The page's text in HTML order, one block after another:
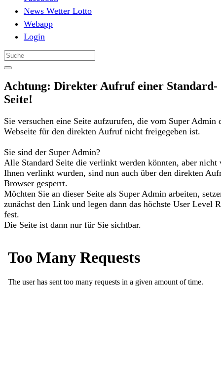
News Wetter Lotto
Webapp
Login
Achtung: Direkter Aufruf einer Standard-
Seite!
Sie versuchen eine Seite aufzurufen, die vom Super Admin
Webseite für den direkten Aufruf nicht freigegeben ist.
Sie sind der Super Admin?
Alle Standard Seite die verlinkt werden könnten, aber nicht
Ihnen verlinkt wurden, sind nun auch über den direkten
Browser gesperrt.
Möchten Sie an dieser Seite als Super Admin arbeiten,
zunächst den Link und legen dann das höchste User Level
fest.
Die Seite ist dann nur für Sie sichtbar.